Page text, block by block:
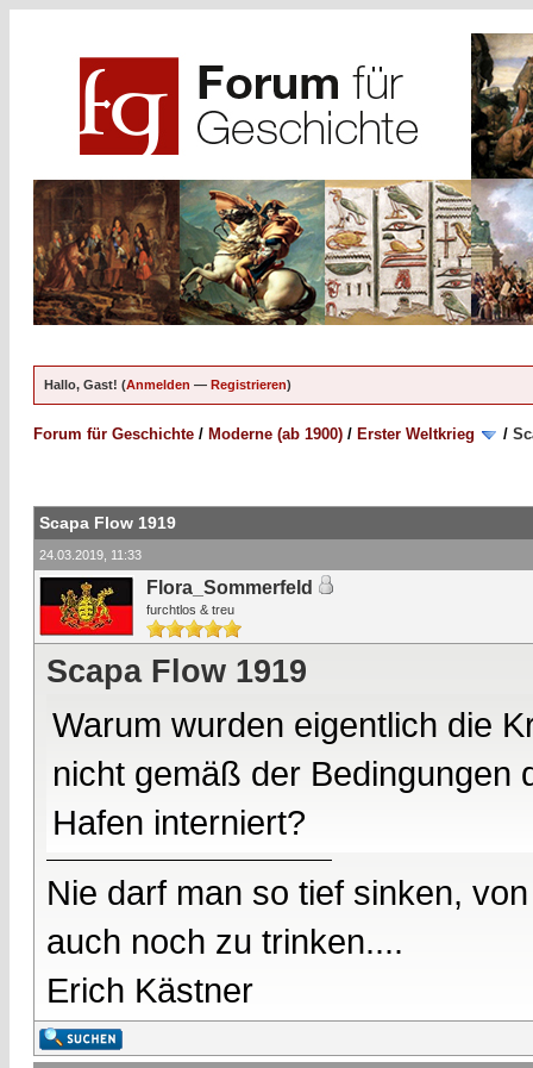
Hallo, Gast! (Anmelden — Registrieren)
Forum für Geschichte / Moderne (ab 1900) / Erster Weltkrieg /
Scapa Flow 1919
24.03.2019, 11:33
Flora_Sommerfeld
furchtlos & treu
Scapa Flow 1919
Warum wurden eigentlich die
nicht gemäß der Bedingungen
Hafen interniert?
Nie darf man so tief sinken,
auch noch zu trinken....
Erich Kästner